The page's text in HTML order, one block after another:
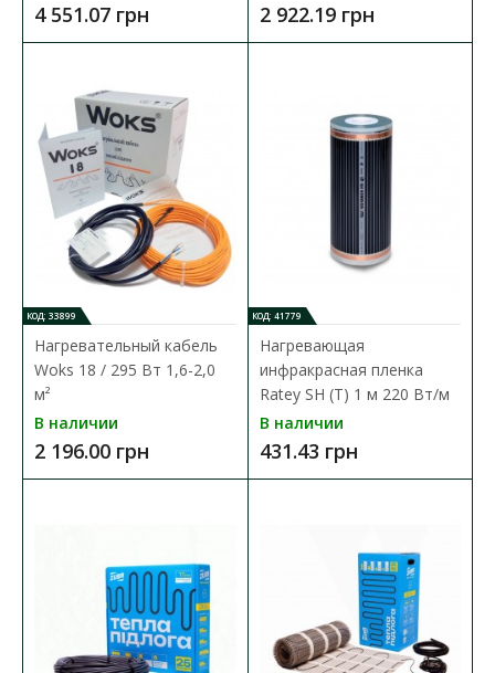
Нагревательный мат ZUBR DC Mat 160 Вт 1,0 м²
ZUBR DC Mat 160 1,0 м2 – тонкий нагревательный мат для
теплого пола общей мощностью 160 Вт. Испо..
3 153.30 грн
В КОРЗИНУ
В сравнения
В закладки
4 551.07 грн 2 922.19 грн
КОД: 33899
Нагревательный кабель
Woks 18 / 295 Вт 1,6-2,0
м²
В наличии
2 196.00 грн
КОД: 41779
Нагревающая
инфракрасная пленка
Ratey SH (T) 1 м 220 Вт/м
В наличии
431.43 грн